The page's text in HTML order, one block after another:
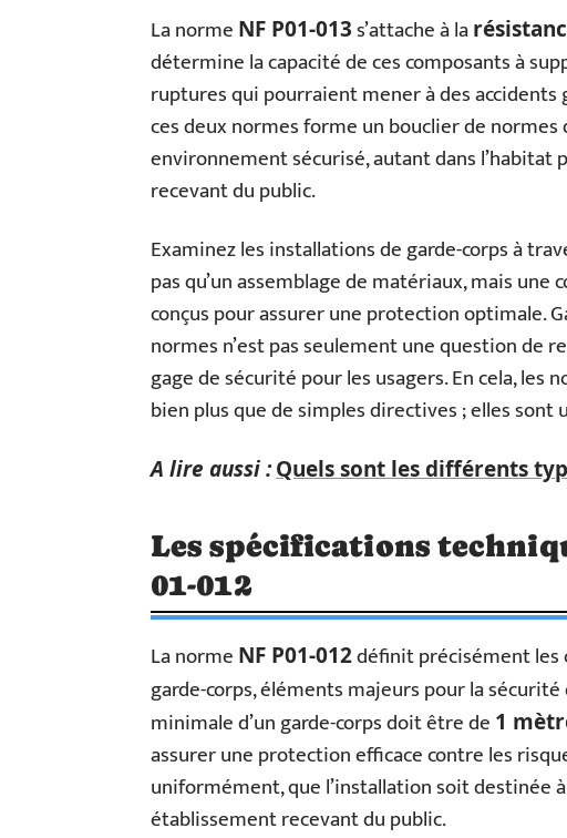
La norme NF P01-013s’attache à la
détermine la capacité de ces composants à
ruptures qui pourraient mener à des accidents
ces deux normes forme un bouclier de
environnement sécurisé, autant dans l’habitat
recevant du public.
Examinez les installations de garde-corps à
pas qu’un assemblage de matériaux, mais
conçus pour assurer une protection optimale.
normes n’est pas seulement une question de
gage de sécurité pour les usagers. En cela, les
bien plus que de simples directives ; elles sont
A lire aussi :Quels sont les différents
Les spécifications
01-012
La norme NF P01-012définit précisément les
garde-corps, éléments majeurs pour la
minimale d’un garde-corps doit être de 1
assurer une protection efficace contre les
uniformément, que l’installation soit destinée
établissement recevant du public.